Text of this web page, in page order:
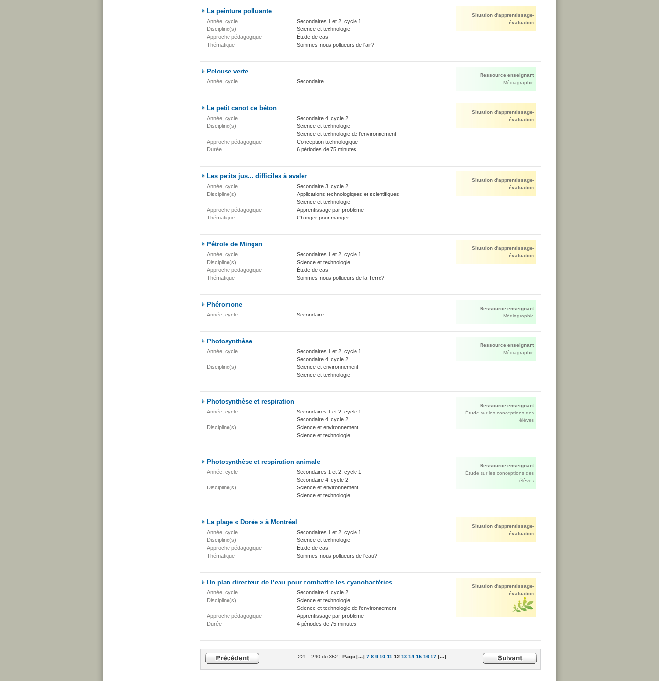
La peinture polluante
Année, cycle
Secondaires 1 et 2, cycle 1
Discipline(s)
Science et technologie
Approche pédagogique
Étude de cas
Thématique
Sommes-nous pollueurs de l'air?
Situation d'apprentissage-
évaluation
Pelouse verte
Année, cycle Secondaire
Ressource enseignant
Médiagraphie
Le petit canot de béton
Année, cycle
Secondaire 4, cycle 2
Discipline(s)
Science et technologie
Science et technologie de l'environnement
Approche pédagogique
Conception technologique
Durée
6 périodes de 75 minutes
Situation d'apprentissage-
évaluation
Les petits jus... difficiles à avaler
Année, cycle
Secondaire 3, cycle 2
Discipline(s)
Applications technologiques et scientifiques
Science et technologie
Approche pédagogique
Apprentissage par problème
Thématique
Changer pour manger
Situation d'apprentissage-
évaluation
Pétrole de Mingan
Année, cycle
Secondaires 1 et 2, cycle 1
Discipline(s)
Science et technologie
Approche pédagogique
Étude de cas
Thématique
Sommes-nous pollueurs de la Terre?
Situation d'apprentissage-
évaluation
Phéromone
Année, cycle Secondaire
Ressource enseignant
Médiagraphie
Photosynthèse
Année, cycle
Secondaires 1 et 2, cycle 1
Secondaire 4, cycle 2
Discipline(s)
Science et environnement
Science et technologie
Ressource enseignant
Médiagraphie
Photosynthèse et respiration
Année, cycle
Secondaires 1 et 2, cycle 1
Secondaire 4, cycle 2
Discipline(s)
Science et environnement
Science et technologie
Ressource enseignant
Étude sur les conceptions des
élèves
Photosynthèse et respiration animale
Année, cycle
Secondaires 1 et 2, cycle 1
Secondaire 4, cycle 2
Discipline(s)
Science et environnement
Science et technologie
Ressource enseignant
Étude sur les conceptions des
élèves
La plage « Dorée » à Montréal
Année, cycle
Secondaires 1 et 2, cycle 1
Discipline(s)
Science et technologie
Approche pédagogique
Étude de cas
Thématique
Sommes-nous pollueurs de l'eau?
Situation d'apprentissage-
évaluation
Un plan directeur de l’eau pour combattre les cyanobactéries
Année, cycle
Secondaire 4, cycle 2
Discipline(s)
Science et technologie
Science et technologie de l'environnement
Approche pédagogique
Apprentissage par problème
Durée
4 périodes de 75 minutes
Situation d'apprentissage-
évaluation
221 - 240 de 352 | Page [...] 7 8 9 10 11 12 13 14 15 16 17 [...]